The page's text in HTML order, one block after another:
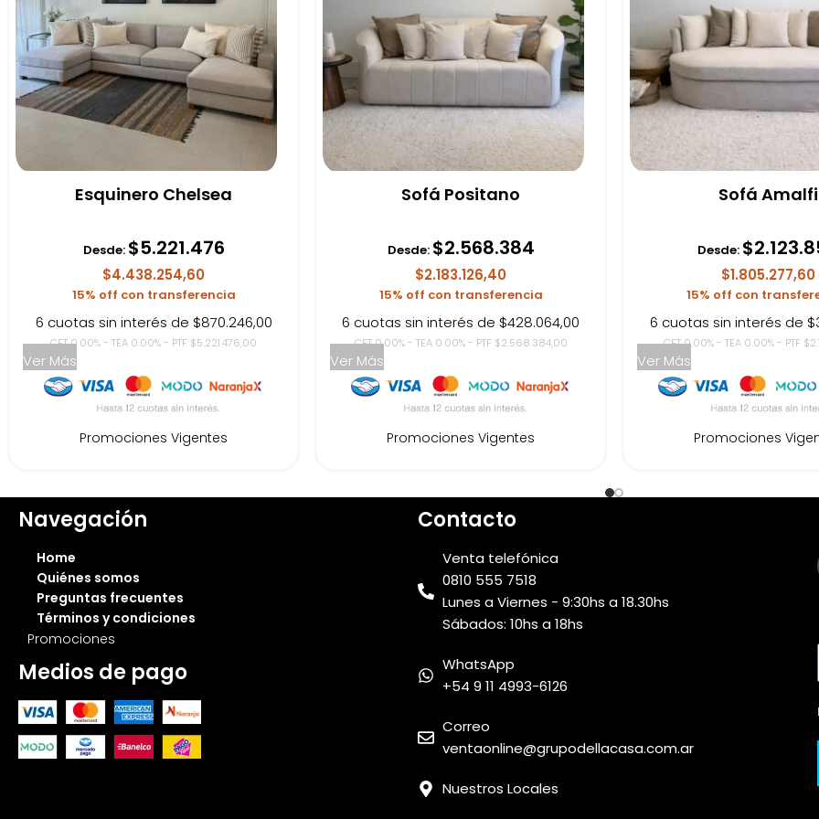
Esquinero Chelsea
Desde: $5.221.476
$4.438.254,60
15% off con transferencia
6 cuotas sin interés de $870.246,00
CFT 0.00% - TEA 0.00% - PTF $5.221.476,00
Ver Más
Promociones Vigentes
Sofá Positano
Desde: $2.568.384
$2.183.126,40
15% off con transferencia
6 cuotas sin interés de $428.064,00
CFT 0.00% - TEA 0.00% - PTF $2.568.384,00
Ver Más
Promociones Vigentes
Sofá Amalfi
Desde: $
$1.805.277,60
15% off con
6 cuotas sin interés de
CFT 0.00% - TEA 0.00% - PTF
Ver Más
Promociones
Navegación
Home
Quiénes somos
Preguntas frecuentes
Términos y condiciones
Promociones
Medios de pago
Contacto
Venta telefónica
0810 555 7518
Lunes a Viernes - 9:30hs a 18.30hs
Sábados: 10hs a 18hs
WhatsApp
+54 9 11 4993-6126
Correo
ventaonline@grupodellacasa.com.ar
Nuestros Locales